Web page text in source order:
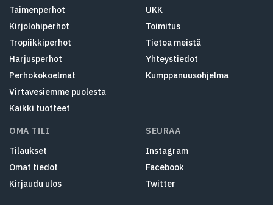
Taimenperhot
Kirjolohiperhot
Tropiikkiperhot
Harjusperhot
Perhokokoelmat
Virtavesiemme puolesta
Kaikki tuotteet
UKK
Toimitus
Tietoa meistä
Yhteystiedot
Kumppanuusohjelma
OMA TILI
Tilaukset
Omat tiedot
Kirjaudu ulos
SEURAA
Instagram
Facebook
Twitter